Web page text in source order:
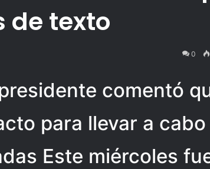
de texto
0
comentó
para llevar a cabo
Este miércoles